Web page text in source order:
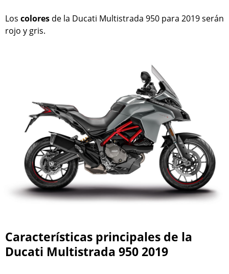
Los colores de la Ducati Multistrada 950 para 2019 serán
rojo y gris.
Características principales de la
Ducati Multistrada 950 2019